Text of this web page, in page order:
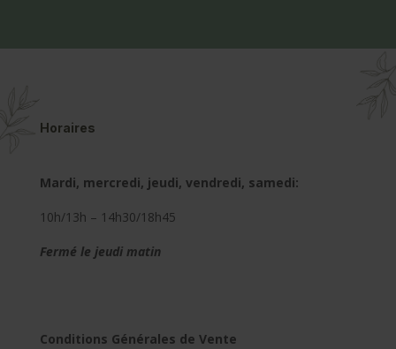
Horaires
Mardi, mercredi, jeudi, vendredi, samedi:
10h/13h – 14h30/18h45
Fermé le jeudi matin
Conditions Générales de Vente